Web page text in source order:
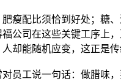
瘦配比须恰到好处；糖
公司在这些关键工序上
却能随机应变，这正是传
员工说一句话：做腊味